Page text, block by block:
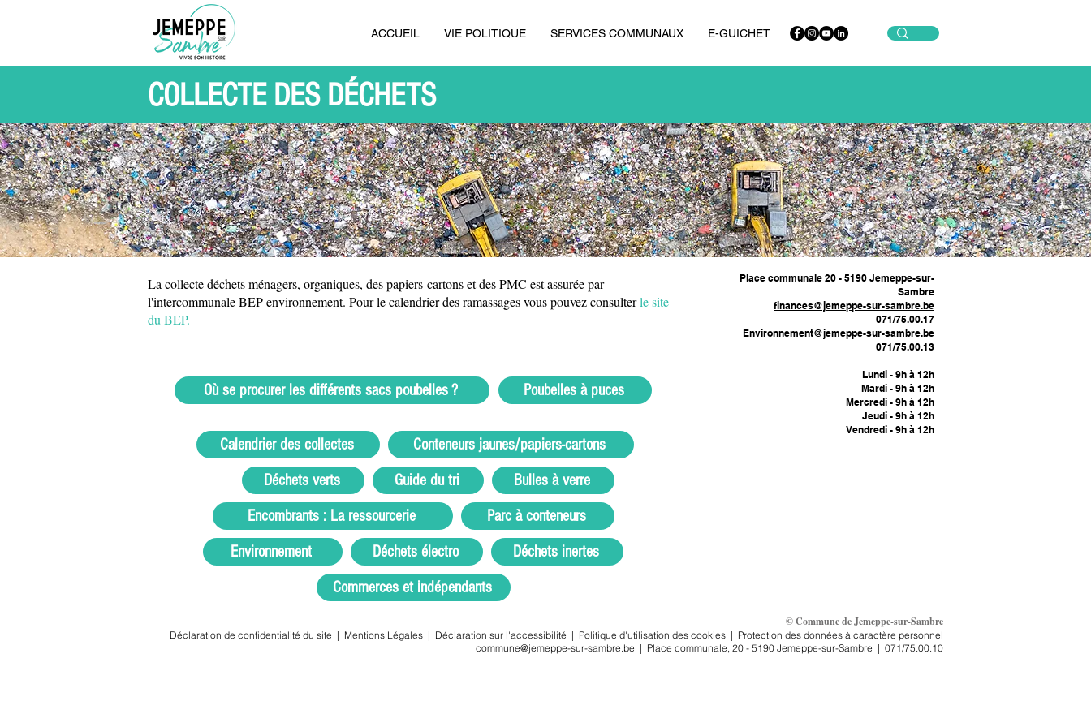
ACCUEIL VIE POLITIQUE SERVICES COMMUNAUX E-GUICHET
COLLECTE DES DÉCHETS
La collecte déchets ménagers, organiques, des papiers-cartons et des PMC est assurée par
l'intercommunale BEP environnement. Pour le calendrier des ramassages vous pouvez consulterle site
du BEP.
Où se procurer les différents sacs poubelles ? Poubelles à puces
Calendrier des collectes
Conteneurs jaunes/papiers-cartons
Déchets verts
Guide du tri
Bulles à verre
Encombrants : La ressourcerie
Parc à conteneurs
Environnement
Déchets électro Déchets inertes
Place communale 20 - 5190 Jemeppe-sur-
Sambre
finances@jemeppe-sur-sambre.be
071/75.00.17
Environnement@jemeppe-sur-sambre.be
071/75.00.13
Lundi - 9h à 12h
Mardi - 9h à 12h
Mercredi - 9h à 12h
Jeudi - 9h à 12h
Vendredi - 9h à 12h
Commerces et indépendants
© Commune de Jemeppe-sur-Sambre
Déclaration de confidentialité du site | Mentions Légales | Déclaration sur l'accessibilité | Politique d'utilisation des cookies | Protection des données à caractère personnel
commune@jemeppe-sur-sambre.be | Place communale, 20 - 5190 Jemeppe-sur-Sambre | 071/75.00.10